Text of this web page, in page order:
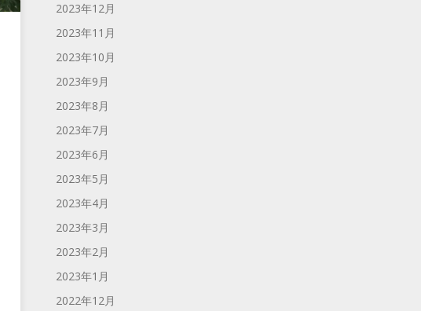
2023年12月
2023年11月
2023年10月
2023年9月
2023年8月
2023年7月
2023年6月
2023年5月
2023年4月
2023年3月
2023年2月
2023年1月
2022年12月